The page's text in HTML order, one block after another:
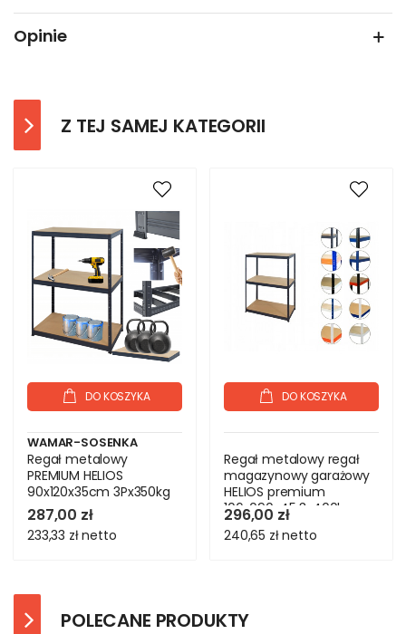
Opinie
Z TEJ SAMEJ KATEGORII
DO KOSZYKA
WAMAR-SOSENKA
Regał metalowy
PREMIUM HELIOS
90x120x35cm 3Px350kg
287,00 zł
233,33 złnetto
DO KOSZYKA
Regał metalowy regał
magazynowy garażowy
HELIOS premium
106x090x45 3x400kg
296,00 zł
240,65 złnetto
POLECANE PRODUKTY